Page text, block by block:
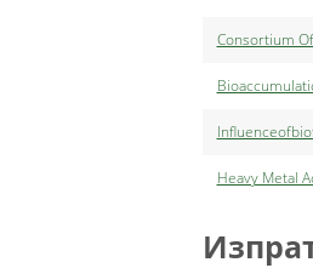
Consortium
Heavy Metal